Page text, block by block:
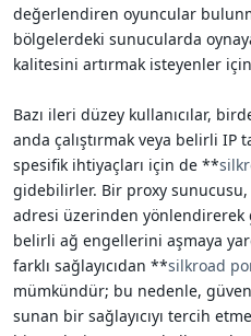
değerlendiren oyuncular
bölgelerdeki sunucularda
kalitesini artırmak isteyenler
Bazı ileri düzey kullanıcılar,
anda çalıştırmak veya belirli IP
spesifik ihtiyaçları için de **
gidebilirler. Bir proxy
adresi üzerinden yönlendirerek
belirli ağ engellerini aşmaya
farklı sağlayıcıdan **silkroad
mümkündür; bu nedenle,
sunan bir sağlayıcıyı tercih